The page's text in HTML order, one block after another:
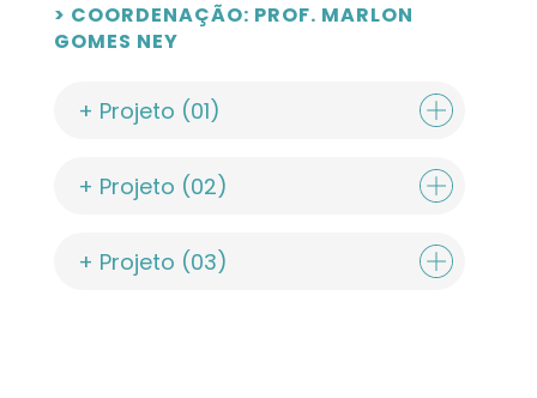
> COORDENAÇÃO: PROF. MARLON
GOMES NEY
+ Projeto (01)
+ Projeto (02)
+ Projeto (03)